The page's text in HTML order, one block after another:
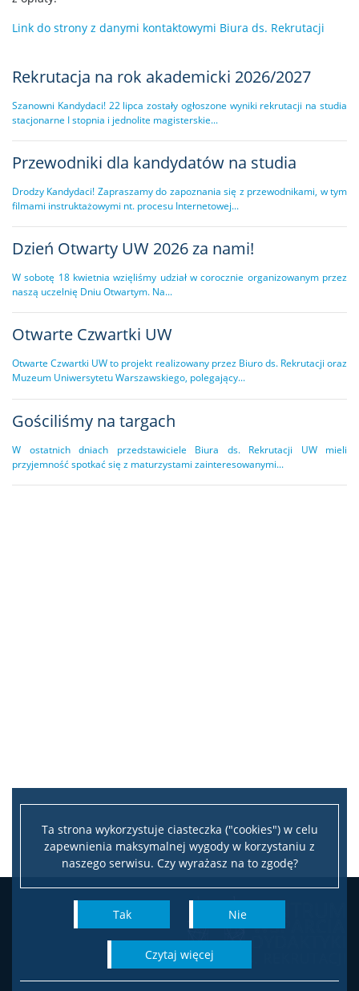
Ta strona wykorzystuje ciasteczka ("cookies") w celu
zapewnienia maksymalnej wygody w korzystaniu z
naszego serwisu. Czy wyrażasz na to zgodę?
Tak Nie
czytaj więcej
Link do strony z danymi kontaktowymi Biura ds. Rekrutacji
Rekrutacja na rok akademicki 2026/2027
Szanowni Kandydaci! 22 lipca zostały ogłoszone wyniki rekrutacji na studia
stacjonarne I stopnia i jednolite magisterskie...
Przewodniki dla kandydatów na studia
Drodzy Kandydaci! Zapraszamy do zapoznania się z przewodnikami, w tym
filmami instruktażowymi nt. procesu Internetowej...
Dzień Otwarty UW 2026 za nami!
W sobotę 18 kwietnia wzięliśmy udział w corocznie organizowanym przez
naszą uczelnię Dniu Otwartym. Na...
Otwarte Czwartki UW
Otwarte Czwartki UW to projekt realizowany przez Biuro ds. Rekrutacji oraz
Muzeum Uniwersytetu Warszawskiego, polegający...
Gościliśmy na targach
W ostatnich dniach przedstawiciele Biura ds. Rekrutacji UW mieli
przyjemność spotkać się z maturzystami zainteresowanymi...